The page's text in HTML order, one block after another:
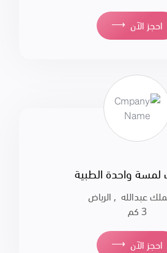
⟶ احجز الآن
لمسة واحدة الطبية
عبدالله , الرياض
3 كم
⟶ احجز الآن